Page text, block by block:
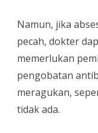
Namun, jika
pecah, dokter
memerlukan
pengobatan
meragukan,
tidak ada.